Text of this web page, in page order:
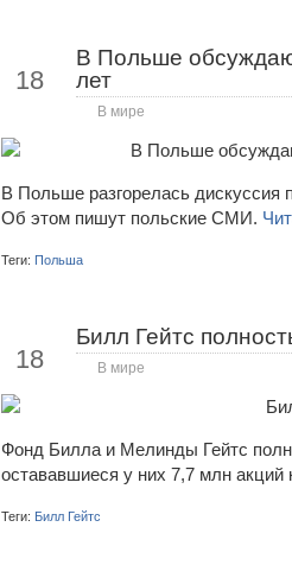
18
В Польше
лет
В мире
В Польше разгорелась дискуссия
Об этом пишут польские СМИ.
Теги: Польша
18
Билл Гейтс
В мире
Фонд Билла и Мелинды Гейтс
остававшиеся у них 7,7 млн акций
Теги: Билл Гейтс